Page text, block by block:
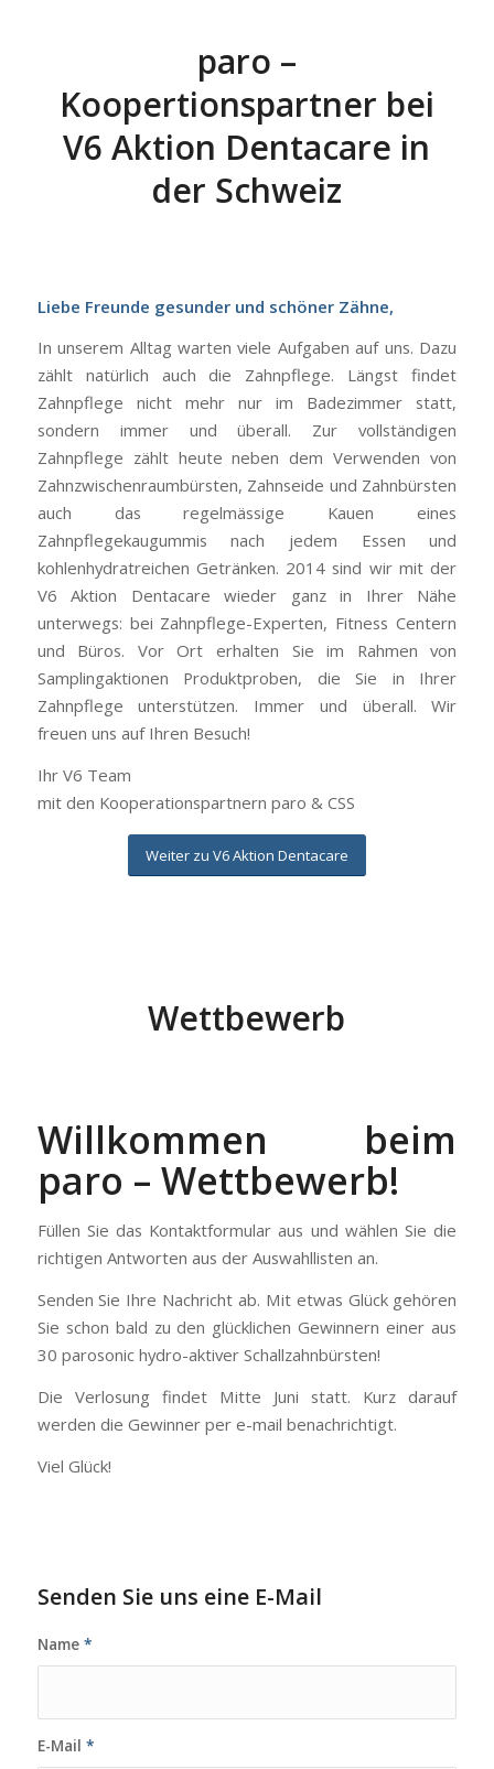
paro –
Koopertionspartner bei
V6 Aktion Dentacare in
der Schweiz
Liebe Freunde gesunder und schöner Zähne,
In unserem Alltag warten viele Aufgaben auf uns. Dazu
zählt natürlich auch die Zahnpflege. Längst findet
Zahnpflege nicht mehr nur im Badezimmer statt,
sondern immer und überall. Zur vollständigen
Zahnpflege zählt heute neben dem Verwenden von
Zahnzwischenraumbürsten, Zahnseide und Zahnbürsten
auch das regelmässige Kauen eines
Zahnpflegekaugummis nach jedem Essen und
kohlenhydratreichen Getränken. 2014 sind wir mit der
V6 Aktion Dentacare wieder ganz in Ihrer Nähe
unterwegs: bei Zahnpflege-Experten, Fitness Centern
und Büros. Vor Ort erhalten Sie im Rahmen von
Samplingaktionen Produktproben, die Sie in Ihrer
Zahnpflege unterstützen. Immer und überall. Wir
freuen uns auf Ihren Besuch!
Ihr V6 Team
mit den Kooperationspartnern paro & CSS
Weiter zu V6 Aktion Dentacare
Wettbewerb
Willkommen beim
paro – Wettbewerb!
Füllen Sie das Kontaktformular aus und wählen Sie die
richtigen Antworten aus der Auswahllisten an.
Senden Sie Ihre Nachricht ab. Mit etwas Glück gehören
Sie schon bald zu den glücklichen Gewinnern einer aus
30 parosonic hydro-aktiver Schallzahnbürsten!
Die Verlosung findet Mitte Juni statt. Kurz darauf
werden die Gewinner per e-mail benachrichtigt.
Viel Glück!
Senden Sie uns eine E-Mail
Name *
E-Mail *